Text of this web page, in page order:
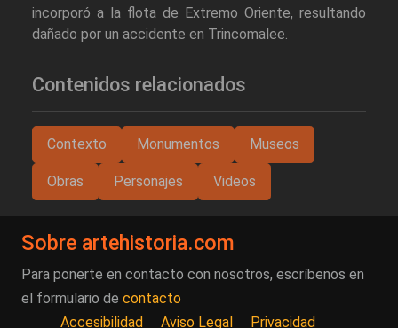
incorporó a la flota de Extremo Oriente, resultando
dañado por un accidente en Trincomalee.
Contenidos relacionados
Contexto Monumentos Museos
Obras Personajes Videos
Sobre artehistoria.com
Para ponerte en contacto con nosotros, escríbenos en
el formulario de contacto
Accesibilidad
Aviso Legal Privacidad